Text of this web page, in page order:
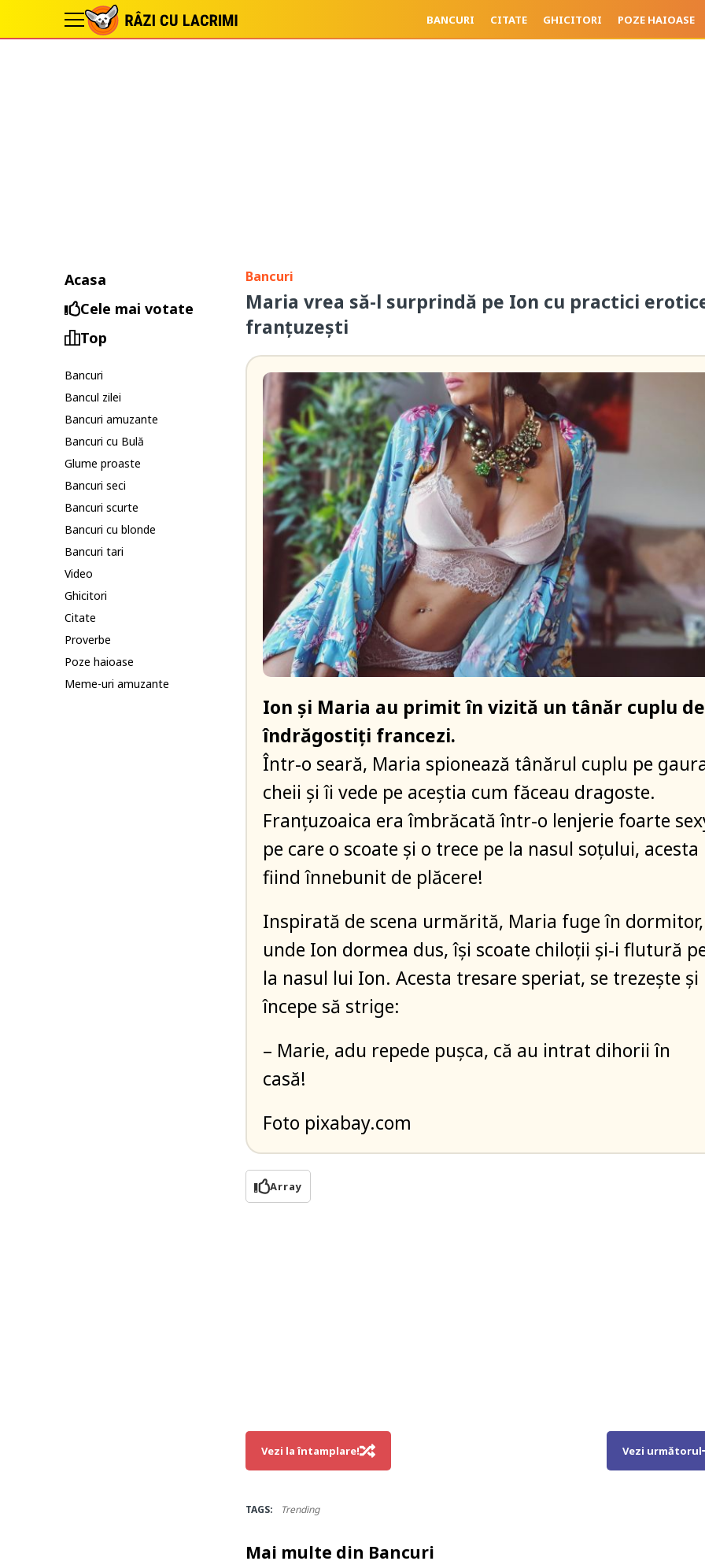
BANCURI CITATE GHICITORI POZE HAIOASE
Acasa
Cele mai votate
Top
Bancuri
Bancul zilei
Bancuri amuzante
Bancuri cu Bulă
Glume proaste
Bancuri seci
Bancuri scurte
Bancuri cu blonde
Bancuri tari
Video
Ghicitori
Citate
Proverbe
Poze haioase
Meme-uri amuzante
Bancuri
Maria vrea să-l surprindă pe Ion cu practici
franțuzești
Ion și Maria au primit în vizită un tânăr cuplu de
îndrăgostiți francezi.
Într-o seară, Maria spionează tânărul cuplu pe
cheii și îi vede pe aceștia cum făceau dragoste.
Franțuzoaica era îmbrăcată într-o lenjerie foarte
pe care o scoate și o trece pe la nasul soțului, acesta
fiind înnebunit de plăcere!
Inspirată de scena urmărită, Maria fuge în dormitor,
unde Ion dormea dus, își scoate chiloții și-i flutură
la nasul lui Ion. Acesta tresare speriat, se trezește și
începe să strige:
– Marie, adu repede pușca, că au intrat dihorii în
casă!
Foto pixabay.com
Array
Vezi la întamplare! Vezi următorul
TAGS: Trending
Mai multe din Bancuri